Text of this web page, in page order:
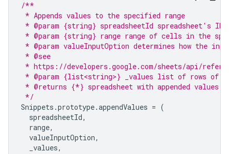
/**
* Appends values to the specified range
* @param {string} spreadsheetId spreadsheet's ID
* @param {string} range range of cells in the
* @param valueInputOption determines how the
* @see
* https://developers.google.com/sheets/api/
* @param {list<string>} _values list of rows of
* @returns {*} spreadsheet with appended values
*/
Snippets .prototype.appendValues = (
spreadsheetId,
range,
valueInputOption,
_values,